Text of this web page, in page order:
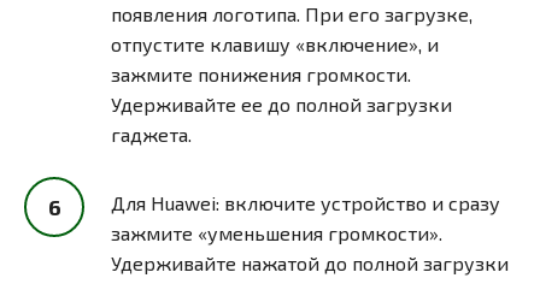
появления логотипа. При его загрузке,
отпустите клавишу «включение», и
зажмите понижения громкости.
Удерживайте ее до полной загрузки
гаджета.
Для Huawei: включите устройство и сразу
зажмите «уменьшения громкости».
Удерживайте нажатой до полной загрузки